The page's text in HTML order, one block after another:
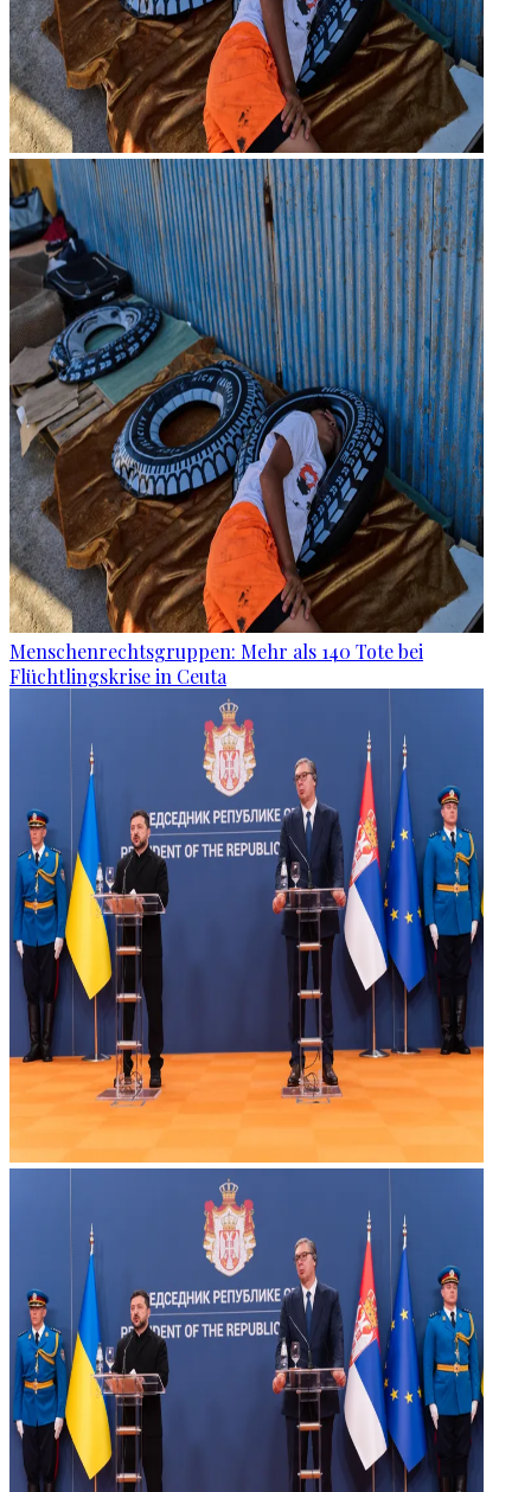
Menschenrechtsgruppen: Mehr als 140 Tote bei
Flüchtlingskrise in Ceuta